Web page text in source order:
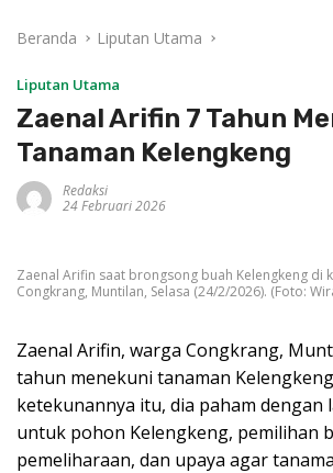
Beranda Liputan Utama
Liputan Utama
Zaenal Arifin 7 Tahun
Tanaman Kelengkeng
Redaksi
24 Februari 2026
Zaenal Arifin saat brongsong buah Kelengkeng di
Congkrang, Muntilan, Selasa (24/2/2026). (Foto:
Zaenal Arifin, warga Congkrang,
tahun menekuni tanaman
ketekunannya itu, dia paham dengan
untuk pohon Kelengkeng, pemilihan
pemeliharaan, dan upaya agar